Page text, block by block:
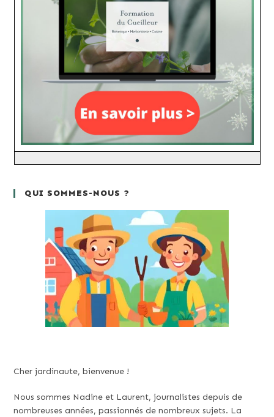
QUI SOMMES-NOUS ?
Cher jardinaute, bienvenue !
Nous sommes Nadine et Laurent, journalistes depuis de
nombreuses années, passionnés de nombreux sujets. La